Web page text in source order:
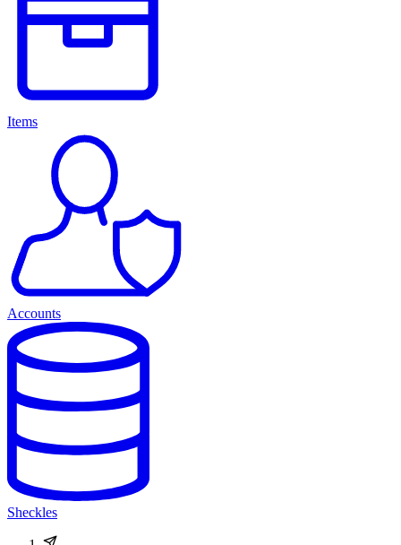
Items
Accounts
Sheckles